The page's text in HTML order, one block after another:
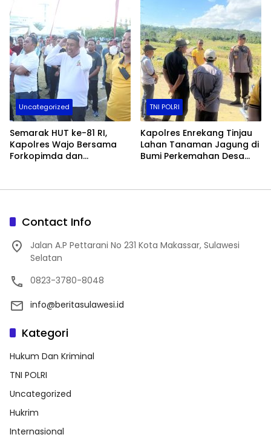
Uncategorized
Semarak HUT ke-81 RI,
Kapolres Wajo Bersama
Forkopimda dan
TNI POLRI
Kapolres Enrekang Tinjau
Lahan Tanaman Jagung di
Bumi Perkemahan Desa
Contact Info
Jalan A.P Pettarani No 231 Kota Makassar, Sulawesi
Selatan
0823-3780-8048
info@beritasulawesi.id
Kategori
Hukum Dan Kriminal
TNI POLRI
Uncategorized
Hukrim
Internasional